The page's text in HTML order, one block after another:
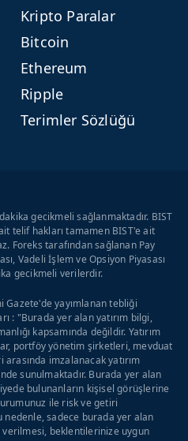
Kripto Paralar
Bitcoin
Ethereum
Ripple
Terimler Sözlüğü
gecikmeli sağlanmaktadır. BIST
telif hakları tamamen BIST'e ait
Foreks tarafından sağlanan Pay
Vadeli İşlem ve Opsiyon Piyasası
gecikmeli verilerdir.
Gazete'de yayımlanan tebliği
: "Burada yer alan yatırım bilgi,
kapsamında değildir. Yatırım
portföy yönetim şirketleri, mevduat
imzalanacak yatırım
sunulmaktadır. Burada yer alan
bulunanların kişisel görüşlerine
ile risk ve getiri
sadece burada yer alan
verilmesi, beklentilerinize uygun